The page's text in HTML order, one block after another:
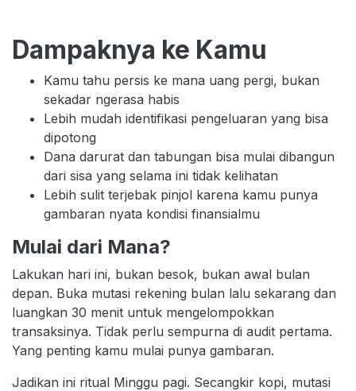
Dampaknya ke Kamu
Kamu tahu persis ke mana uang pergi, bukan
sekadar ngerasa habis
Lebih mudah identifikasi pengeluaran yang bisa
dipotong
Dana darurat dan tabungan bisa mulai dibangun
dari sisa yang selama ini tidak kelihatan
Lebih sulit terjebak pinjol karena kamu punya
gambaran nyata kondisi finansialmu
Mulai dari Mana?
Lakukan hari ini, bukan besok, bukan awal bulan
depan. Buka mutasi rekening bulan lalu sekarang dan
luangkan 30 menit untuk mengelompokkan
transaksinya. Tidak perlu sempurna di audit pertama.
Yang penting kamu mulai punya gambaran.
Jadikan ini ritual Minggu pagi. Secangkir kopi, mutasi